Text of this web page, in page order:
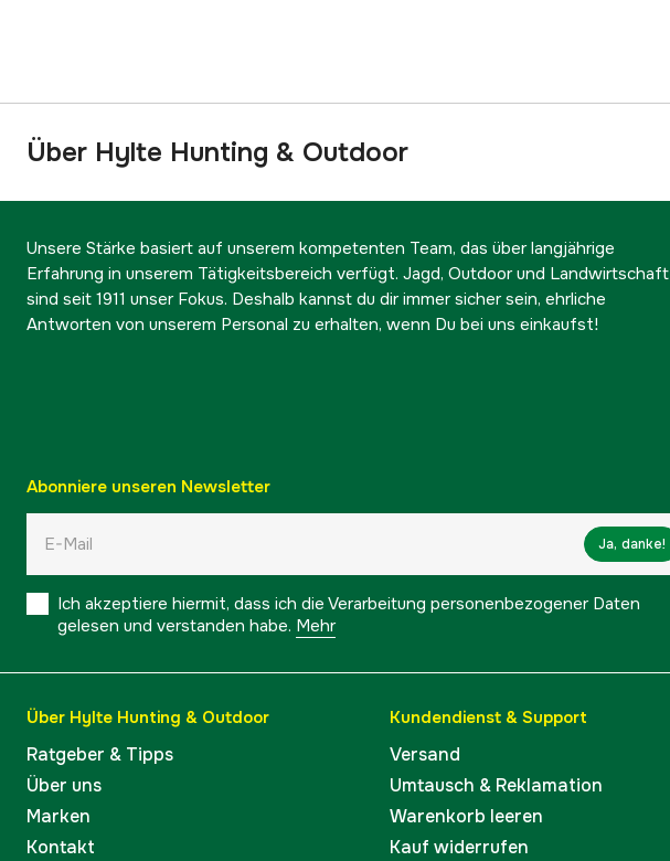
Über Hylte Hunting & Outdoor
Unsere Stärke basiert auf unserem kompetenten Team, das über langjährige
Erfahrung in unserem Tätigkeitsbereich verfügt. Jagd, Outdoor und Landwirtschaft
sind seit 1911 unser Fokus. Deshalb kannst du dir immer sicher sein, ehrliche
Antworten von unserem Personal zu erhalten, wenn Du bei uns einkaufst!
Abonniere unseren Newsletter
Ja, danke!
Ich akzeptiere hiermit, dass ich die Verarbeitung personenbezogener Daten
gelesen und verstanden habe. Mehr
Über Hylte Hunting & Outdoor
Ratgeber & Tipps
Über uns
Marken
Kontakt
Kundendienst & Support
Versand
Umtausch & Reklamation
Warenkorb leeren
Kauf widerrufen